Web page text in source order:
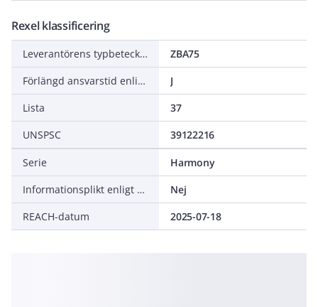
Rexel klassificering
Leverantörens typbeteckning
ZBA75
Förlängd ansvarstid enligt ALEM-09
J
Lista
37
UNSPSC
39122216
Serie
Harmony
Informationsplikt enligt REACH
Nej
REACH-datum
2025-07-18